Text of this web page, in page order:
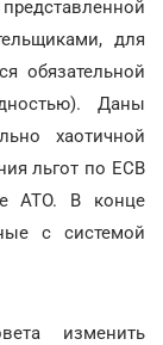
для
обязательной
Даны
хаотичной
льгот по ЕСВ
АТО. В конце
с системой
изменить